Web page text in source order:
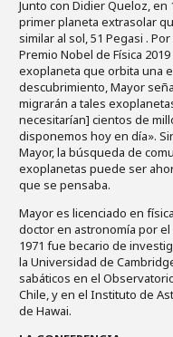
Junto con Didier Queloz, en
primer planeta extrasolar
similar al sol, 51 Pegasi .
Premio Nobel de Física
exoplaneta que orbita una
descubrimiento, Mayor
migrarán a tales
necesitarían] cientos de
disponemos hoy en día».
Mayor, la búsqueda de
exoplanetas puede ser
que se pensaba.
Mayor es licenciado en
doctor en astronomía por el
1971 fue becario de
la Universidad de
sabáticos en el
Chile, y en el Instituto de
de Hawai.